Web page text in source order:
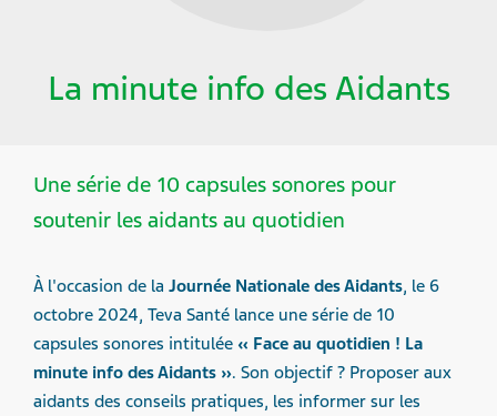
La minute info des Aidants
Une série de 10 capsules sonores pour
soutenir les aidants au quotidien
À l'occasion de la Journée Nationale des Aidants, le 6
octobre 2024, Teva Santé lance une série de 10
capsules sonores intitulée « Face au quotidien ! La
minute info des Aidants ». Son objectif ? Proposer aux
aidants des conseils pratiques, les informer sur les